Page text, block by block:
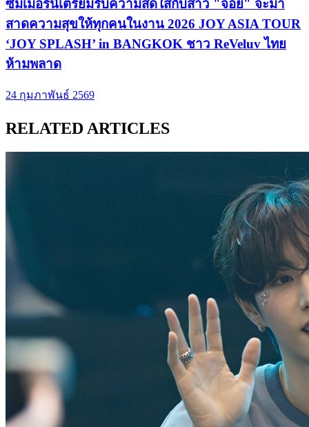
ซัมเมอร์นี้เตรียมรับความสดใสกับสาว "จอย" จะมา
สาดความสุขให้ทุกคนในงาน 2026 JOY ASIA TOUR
‘JOY SPLASH’ in BANGKOK ชาว ReVeluv ไทย
ห้ามพลาด
24 กุมภาพันธ์ 2569
RELATED ARTICLES